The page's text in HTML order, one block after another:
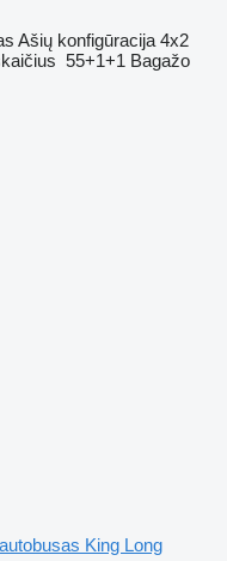
Ašių konfigūracija 4x2
55+1+1 Bagažo
King Long